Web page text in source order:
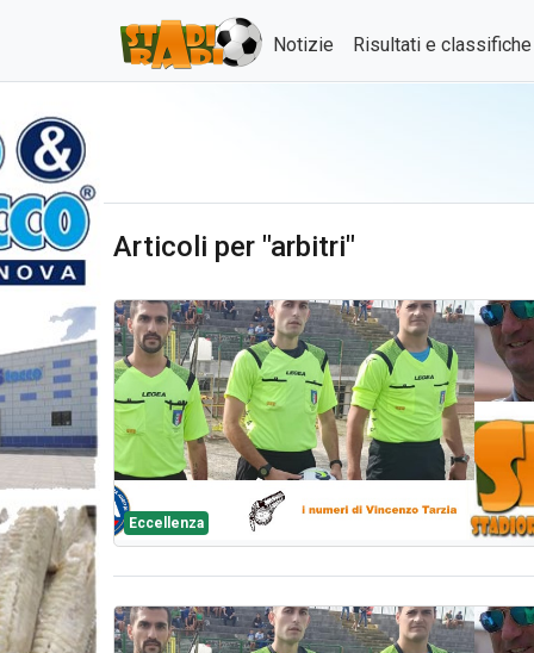
Notizie Risultati e
Articoli per "arbitri"
Eccellenza